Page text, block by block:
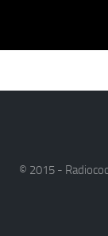
© 2015 -